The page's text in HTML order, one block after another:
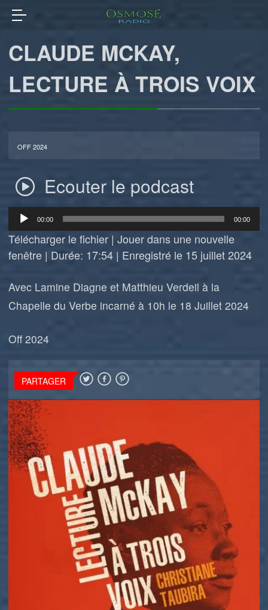
CLAUDE MCKAY,
LECTURE À TROIS VOIX
OFF 2024
Ecouter le podcast
Lecteur
audio
00:00 00:00
Télécharger le fichier |Jouer dans une nouvelle
fenêtre | Durée: 17:54 | Enregistré le 15 juillet 2024
Avec Lamine Diagne et Matthieu Verdeil à la
Chapelle du Verbe incarné à 10h le 18 Juillet 2024
Off 2024
PARTAGER